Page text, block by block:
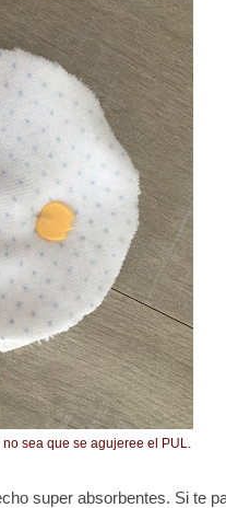
sea que se agujeree el PUL.
super absorbentes. Si te